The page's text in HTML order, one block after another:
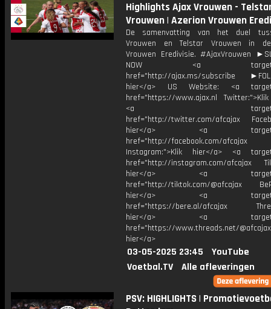
Highlights Ajax Vrouwen -
Vrouwen | Azerion Vrouwen
De samenvatting van het duel
Vrouwen en Telstar Vrouwen in
Vrouwen Eredivisie. #AjaxVrouwen
NOW <a
href="http://ajax.ms/subscribe
hier</a> US Website: <a
href="https://www.ajax.nl
<a
href="http://twitter.com/afcajax
hier</a> <a
href="http://facebook.com/afcajax
Instagram:">Klik hier</a> <a
href="http://instagram.com/afcajax
hier</a> <a
href="http://tiktok.com/@afcajax
hier</a> <a
href="https://bere.al/afcajax
hier</a> <a
href="https://www.threads.net/
hier</a>
03-05-2025 23:45
YouTube
Voetbal.TV
Alle afleveringen
PSV: HIGHLIGHTS |